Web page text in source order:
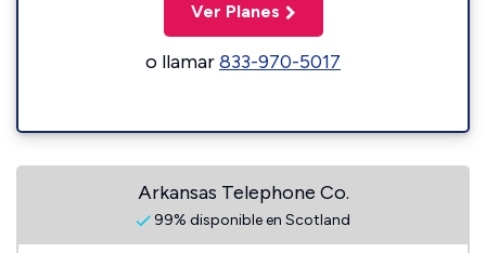
Ver Planes
o llamar833-970-5017
Arkansas Telephone Co.
99% disponible en Scotland